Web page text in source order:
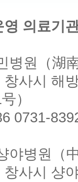
영 의료기
병원（湖
창사시 해
）
0731-
야병원（
창사시 샹